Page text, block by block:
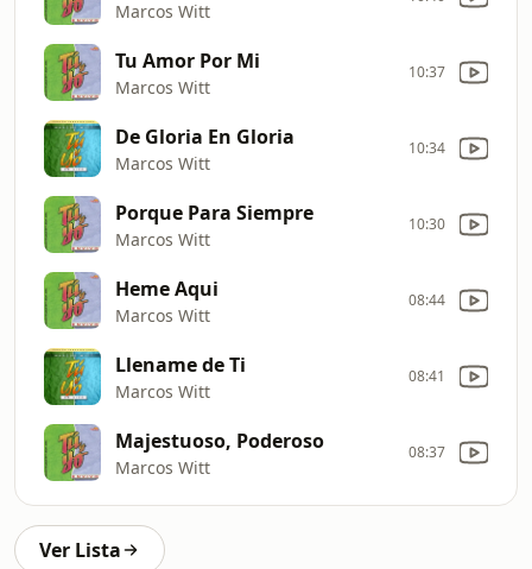
Marcos Witt
Tu Amor Por Mi
Marcos Witt
10:37
De Gloria En Gloria
Marcos Witt
10:34
Porque Para Siempre
Marcos Witt
10:30
Heme Aqui
Marcos Witt
08:44
Llename de Ti
Marcos Witt
08:41
Majestuoso, Poderoso
Marcos Witt
08:37
Ver Lista